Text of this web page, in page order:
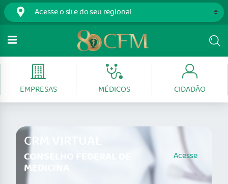
EMPRESAS MÉDICOS CIDADÃO
CRM VIRTUAL
CONSELHO FEDERAL DE
MEDICINA
Acesse